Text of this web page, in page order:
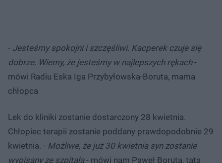
- Jesteśmy spokojni i szczęśliwi. Kacperek czuje się
dobrze. Wiemy, że jesteśmy w najlepszych rękach-
mówi Radiu Eska Iga Przybyłowska-Boruta, mama
chłopca
Lek do kliniki zostanie dostarczony 28 kwietnia.
Chłopiec terapii zostanie poddany prawdopodobnie 29
kwietnia. - Możliwe, że już 30 kwietnia syn zostanie
wypisany ze szpitala- mówi nam Paweł Boruta, tata